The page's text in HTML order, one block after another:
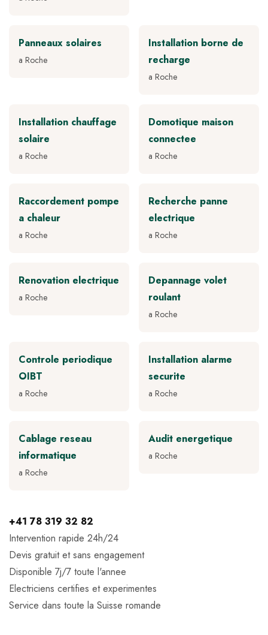
Panneaux solaires
a Roche
Installation borne de
recharge
a Roche
Installation chauffage
solaire
a Roche
Domotique maison
connectee
a Roche
Raccordement pompe
a chaleur
a Roche
Recherche panne
electrique
a Roche
Renovation electrique
a Roche
Depannage volet
roulant
a Roche
Controle periodique
OIBT
a Roche
Installation alarme
securite
a Roche
Cablage reseau
informatique
a Roche
Audit energetique
a Roche
+41 78 319 32 82
Intervention rapide 24h/24
Devis gratuit et sans engagement
Disponible 7j/7 toute l'annee
Electriciens certifies et experimentes
Service dans toute la Suisse romande